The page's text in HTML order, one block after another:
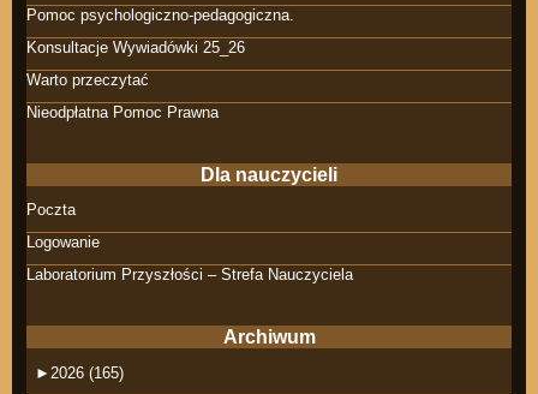
Pomoc psychologiczno-pedagogiczna.
Konsultacje Wywiadówki 25_26
Warto przeczytać
Nieodpłatna Pomoc Prawna
Dla nauczycieli
Poczta
Logowanie
Laboratorium Przyszłości – Strefa Nauczyciela
Archiwum
► 2026 (165)